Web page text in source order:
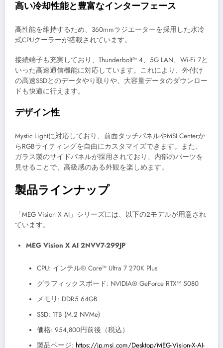
高い冷却性能と豊富なインターフェース
高性能を維持するため、360mmラジエーターを採用した水冷
式CPUクーラーが搭載されています。
接続端子も充実しており、Thunderbolt™ 4、5G LAN、Wi-Fi 7と
いった高速通信機能に対応しています。これにより、外付け
の高速SSDとのデータやり取りや、大容量データのダウンロー
ドも快適に行えます。
デザイン性
Mystic Lightに対応しており、前面タッチパネルやMSI Centerか
らRGBライティングを自由にカスタマイズできます。また、
ガラス製のサイドパネルが採用されており、内部のパーツを
見せることで、高級感のある外観を楽しめます。
製品ラインナップ
「MEG Vision X AI」シリーズには、以下の2モデルが用意され
ています。
MEG Vision X AI 2NVV7-299JP
CPU: インテル® Core™ Ultra 7 270K Plus
グラフィックスボード: NVIDIA® GeForce RTX™ 5080
メモリ: DDR5 64GB
SSD: 1TB (M.2 NVMe)
価格: 954,800円前後（税込）
製品ページ: https://jp.msi.com/Desktop/MEG-Vision-X-AI-